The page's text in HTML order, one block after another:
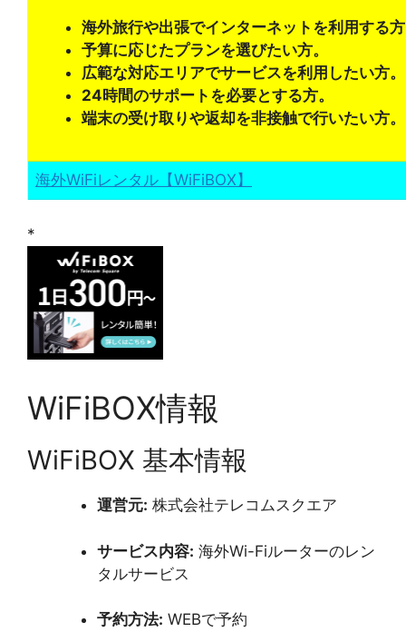
海外旅行や出張でインターネットを利用する
予算に応じたプランを選びたい方。
広範な対応エリアでサービスを利用したい方。
24時間のサポートを必要とする方。
端末の受け取りや返却を非接触で行いたい方。
海外WiFiレンタル【WiFiBOX】
*
WiFiBOX情報
WiFiBOX 基本情報
運営元: 株式会社テレコムスクエア
サービス内容: 海外Wi-Fiルーターのレン
タルサービス
予約方法: WEBで予約